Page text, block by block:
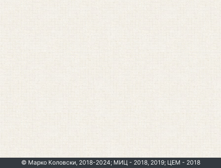
© Марко Коловски, 2018-2024; МИЦ - 2018, 2019; ЦЕМ - 2018